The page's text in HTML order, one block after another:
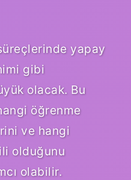
yapay
gibi
olacak. Bu
öğrenme
ve hangi
olduğunu
olabilir.